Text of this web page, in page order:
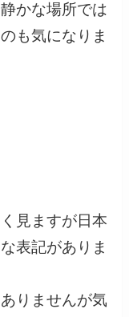
かな場所では
も気になりま
見ますが日本
表記がありま
りませんが気